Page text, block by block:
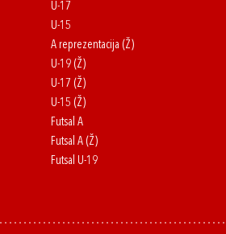
U-17
U-15
A reprezentacija (Ž)
U-19 (Ž)
U-17 (Ž)
U-15 (Ž)
Futsal A
Futsal A (Ž)
Futsal U-19